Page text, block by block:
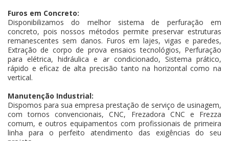
Furos em Concreto:
Disponibilizamos do melhor sistema de perfuração em
concreto, pois nossos métodos permite preservar estruturas
remanescentes sem danos. Furos em lajes, vigas e paredes,
Extração de corpo de prova ensaios tecnológios, Perfuração
para elétrica, hidráulica e ar condicionado, Sistema prático,
rápido e eficaz de alta precisão tanto na horizontal como na
vertical.
Manutenção Industrial:
Dispomos para sua empresa prestação de serviço de usinagem,
com tornos convencionais, CNC, Frezadora CNC e Frezza
comum, e outros equipamentos com profissionais de primeira
linha para o perfeito atendimento das exigências do seu